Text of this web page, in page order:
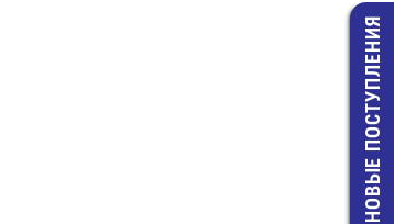
SMAJ5.0A
НОВЫЕ ПОСТУПЛЕНИЯ